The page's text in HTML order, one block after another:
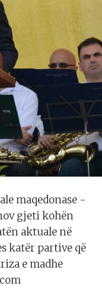
maqedonase -
gjeti kohën
aktuale në
katër partive që
e madhe